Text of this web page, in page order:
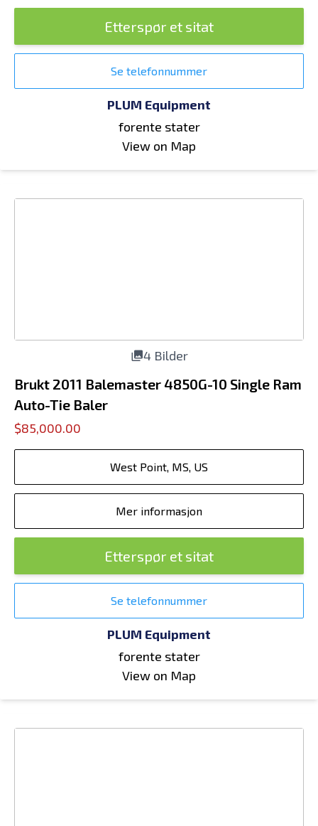
Etterspør et sitat
Se telefonnummer
PLUM Equipment
forente stater
View on Map
4 Bilder
Brukt 2011 Balemaster 4850G-10 Single Ram
Auto-Tie Baler
$85,000.00
West Point, MS, US
Mer informasjon
Etterspør et sitat
Se telefonnummer
PLUM Equipment
forente stater
View on Map